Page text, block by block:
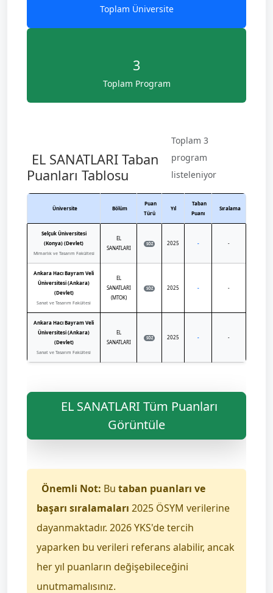
Toplam Üniversite
3
Toplam Program
EL SANATLARI Taban
Puanları Tablosu
Toplam 3
program
listeleniyor
Üniversite Bölüm
Puan
Türü
Yıl
Taban
Puanı
Sıralama
Selçuk Üniversitesi
(Konya) (Devlet)
Mimarlık ve Tasarım Fakültesi
EL
SANATLARI
SÖZ 2025 - -
Ankara Hacı Bayram Veli
Üniversitesi (Ankara)
(Devlet)
Sanat ve Tasarım Fakültesi
EL
SANATLARI
(MTOK)
SÖZ 2025 - -
Ankara Hacı Bayram Veli
Üniversitesi (Ankara)
(Devlet)
Sanat ve Tasarım Fakültesi
EL
SANATLARI
SÖZ 2025 - -
EL SANATLARI Tüm Puanları
Görüntüle
Önemli Not: Bu taban puanları ve
başarı sıralamaları 2025 ÖSYM verilerine
dayanmaktadır. 2026 YKS'de tercih
yaparken bu verileri referans alabilir, ancak
her yıl puanların değişebileceğini
unutmamalısınız.